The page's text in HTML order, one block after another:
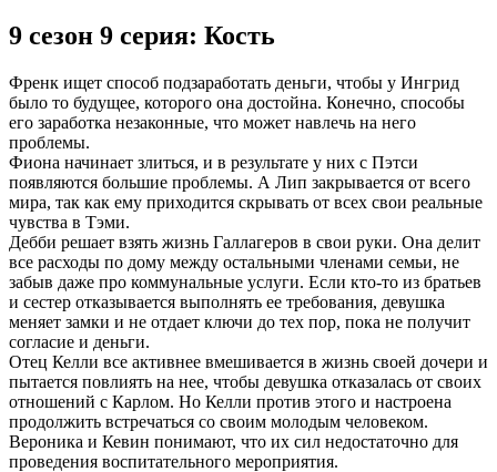
9 сезон 9 серия: Кость
Френк ищет способ подзаработать деньги, чтобы у Ингрид
было то будущее, которого она достойна. Конечно, способы
его заработка незаконные, что может навлечь на него
проблемы.
Фиона начинает злиться, и в результате у них с Пэтси
появляются большие проблемы. А Лип закрывается от всего
мира, так как ему приходится скрывать от всех свои реальные
чувства в Тэми.
Дебби решает взять жизнь Галлагеров в свои руки. Она делит
все расходы по дому между остальными членами семьи, не
забыв даже про коммунальные услуги. Если кто-то из братьев
и сестер отказывается выполнять ее требования, девушка
меняет замки и не отдает ключи до тех пор, пока не получит
согласие и деньги.
Отец Келли все активнее вмешивается в жизнь своей дочери и
пытается повлиять на нее, чтобы девушка отказалась от своих
отношений с Карлом. Но Келли против этого и настроена
продолжить встречаться со своим молодым человеком.
Вероника и Кевин понимают, что их сил недостаточно для
проведения воспитательного мероприятия.